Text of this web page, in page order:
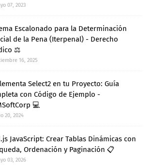
07, 2023
Escalonado para la Determinación
de la Pena (Iterpenal) - Derecho
⚖️
16, 2025
Select2 en tu Proyecto: Guía
con Código de Ejemplo -
💻
20, 2024
JavaScript: Crear Tablas Dinámicas con
Ordenación y Paginación 📋
03, 2026